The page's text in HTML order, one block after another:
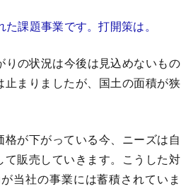
課題事業です。打開策は。
の状況は今後は見込めないもの
まりましたが、国土の面積が狭
が下がっている今、ニーズは自
販売していきます。こうした対
当社の事業には蓄積されていま